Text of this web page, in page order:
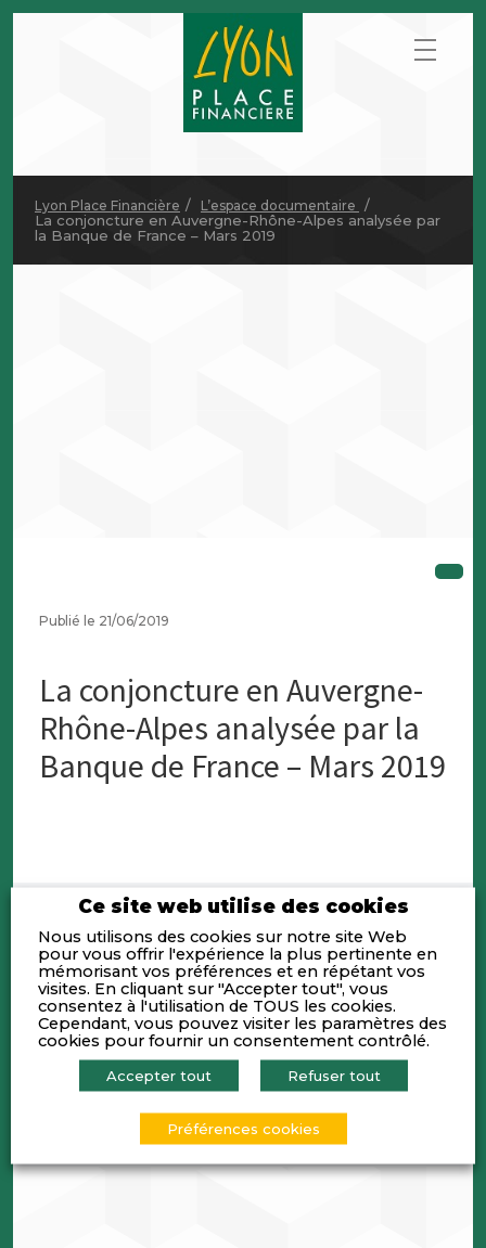
Lyon Place Financière L’espace documentaire
La conjoncture en Auvergne-Rhône-Alpes analysée par
la Banque de France – Mars 2019
Publié le 21/06/2019
La conjoncture en Auvergne-
Rhône-Alpes analysée par la
Banque de France – Mars 2019
Ce site web utilise des cookies
Nous utilisons des cookies sur notre site Web
pour vous offrir l'expérience la plus pertinente en
mémorisant vos préférences et en répétant vos
visites. En cliquant sur "Accepter tout", vous
consentez à l'utilisation de TOUS les cookies.
Cependant, vous pouvez visiter les paramètres des
cookies pour fournir un consentement contrôlé.
Accepter tout Refuser tout
Préférences cookies